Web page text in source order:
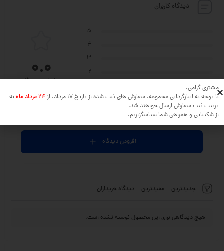
دیدگاه کاربران
جدیدترین مفیدترین دیدگاه خریداران
هیچ دیدگاهی برای این محصول نوشته نشده است.
5
4
3
2
0.0
بر اساس 0 دیدگاه
نظر خود را در مورد این محصول بنویسید ...
افزودن دیدگاه
مشتری گرامی،
با توجه به انبارگردانی مجموعه، سفارش های ثبت شده از تاریخ 17 مرداد، از
24 مرداد ماه
به
ترتیب ثبت سفارش ارسال خواهند شد.
از شکیبایی و همراهی شما سپاسگزاریم.